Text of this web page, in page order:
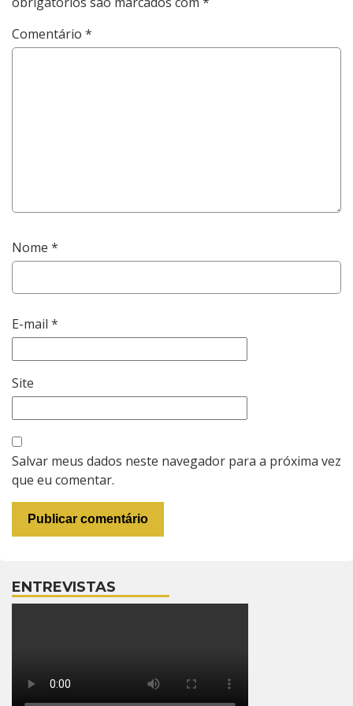
Comentário *
Nome *
E-mail *
Site
Salvar meus dados neste navegador para a próxima vez
que eu comentar.
ENTREVISTAS